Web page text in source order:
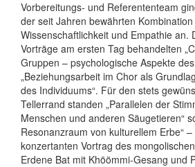
Vorbereitungs- und Referententeam
der seit Jahren bewährten Kombination
Wissenschaftlichkeit und Empathie an.
Vorträge am ersten Tag behandelten
Gruppen – psychologische Aspekte
„Beziehungsarbeit im Chor als
des Individuums“. Für den stets
Tellerrand standen „Parallelen der
Menschen und anderen Säugetieren“
Resonanzraum von kulturellem Erbe“
konzertanten Vortrag des
Erdene Bat mit Khöömmi-Gesang und